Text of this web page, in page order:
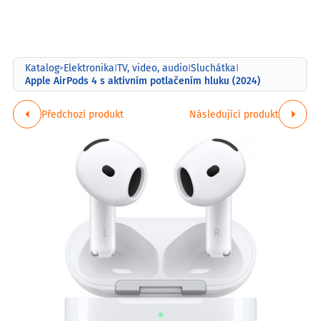
Katalog>Elektronika|TV, video, audio|Sluchátka|
Apple AirPods 4 s aktivním potlačením hluku (2024)
Předchozí produkt Následující produkt